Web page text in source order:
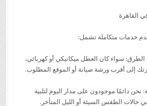
القاهرة
خدمات متكاملة تشمل:
سواء كان العطل ميكانيكي أو كهربائي،
إلى أقرب ورشة صيانة أو الموقع المطلوب.
24 ساعة: نحن دائمًا موجودون على مدار اليوم لتلبية
حالات الطقس السيئة أو الليل المتأخر.